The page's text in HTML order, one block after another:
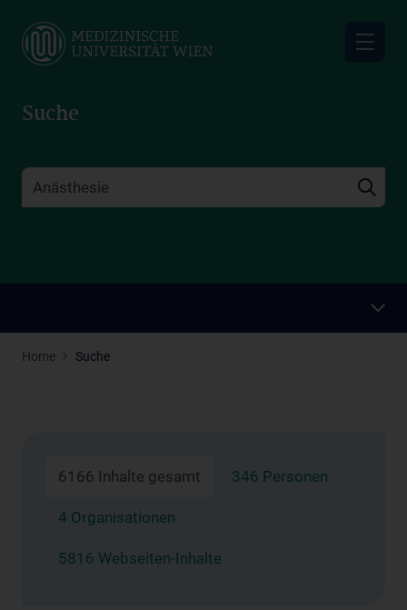
main
Suche
Home Suche
6166 Inhalte gesamt 346 Personen
4 Organisationen
5816 Webseiten-Inhalte